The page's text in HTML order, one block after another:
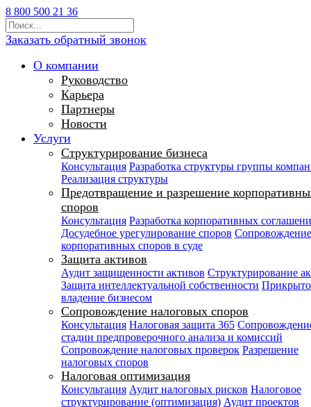
8 800 500 21 36
Заказать обратный звонок
О компании
Руководство
Карьера
Партнеры
Новости
Услуги
Структурирование бизнеса
Консультация Разработка структуры группы
Реализация структуры
Предотвращение и разрешение
споров
Консультация Разработка корпоративных
Досудебное урегулирование споров Сопровождение
корпоративных споров в суде
Защита активов
Аудит защищенности активов Структурирование
Защита интеллектуальной собственности
владение бизнесом
Сопровождение налоговых споров
Консультация Налоговая защита 365
стадии предпроверочного анализа и комиссий
Сопровождение налоговых проверок Разрешение
налоговых споров
Налоговая оптимизация
Консультация Аудит налоговых рисков Налоговое
структурирование (оптимизация) Аудит проектов